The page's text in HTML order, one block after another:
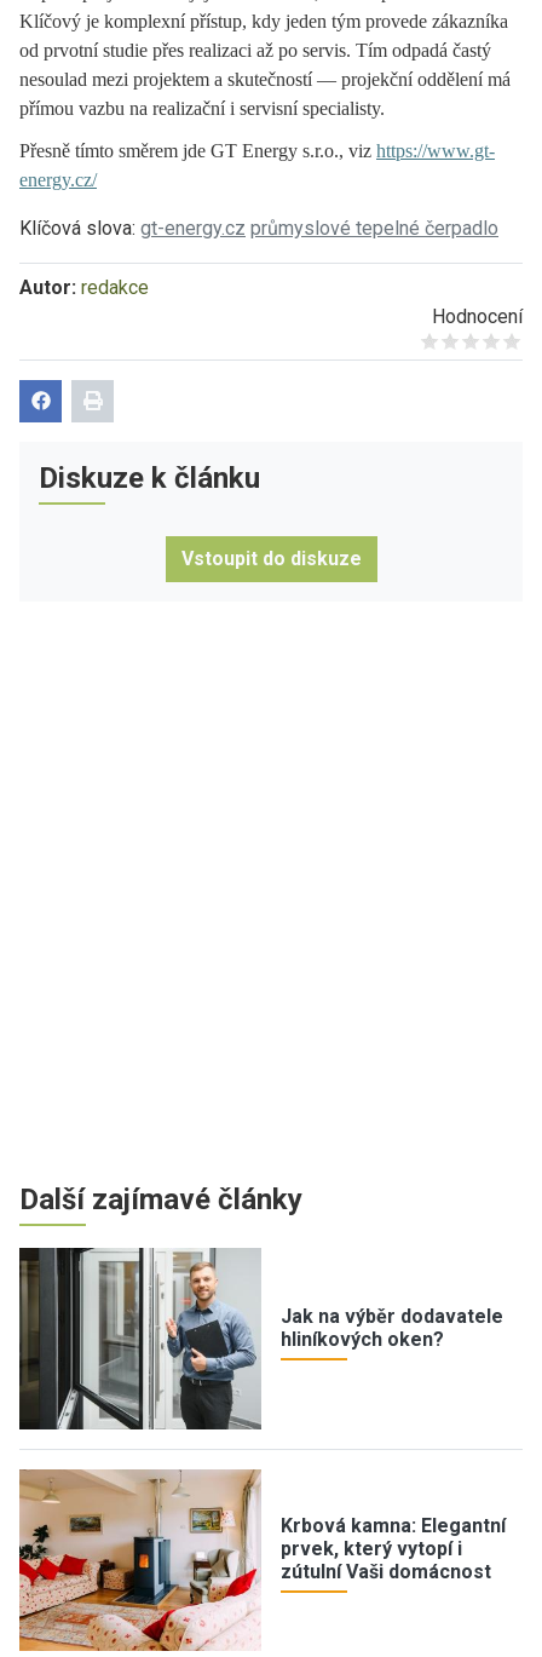
Klíčový je komplexní přístup, kdy jeden tým provede zákazníka
od prvotní studie přes realizaci až po servis. Tím odpadá častý
nesoulad mezi projektem a skutečností — projekční oddělení má
přímou vazbu na realizační i servisní specialisty.
Přesně tímto směrem jde GT Energy s.r.o., viz https://www.gt-
energy.cz/
Klíčová slova: gt-energy.cz průmyslové tepelné čerpadlo
Autor: redakce
Hodnocení
Give it 1/5
Give it 2/5
Give it 3/5
Give it 4/5
Give it 5/5
Diskuze k článku
Vstoupit do diskuze
Další zajímavé články
Jak na výběr dodavatele
hliníkových oken?
Krbová kamna: Elegantní
prvek, který vytopí i
zútulní Vaši domácnost